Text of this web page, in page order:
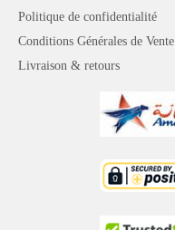
Politique de confidentialité
Conditions Générales de Vente
Livraison & retours